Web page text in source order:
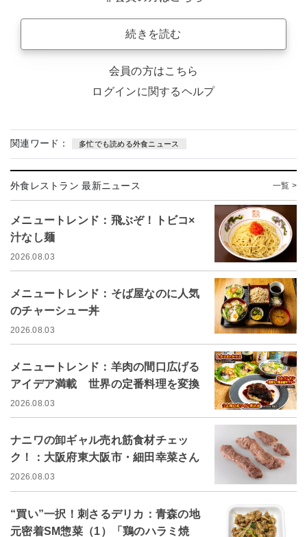
続きを読む
会員の方はこちら
ログインに関するヘルプ
関連ワード： 多忙でも読める外食ニュース
外食レストラン 最新ニュース 一覧 >
メニュートレンド：飛ぶぞ！トビコ×
汁なし麺
2026.08.03
メニュートレンド：そば屋なのに人気
のチャーシュー丼
2026.08.03
メニュートレンド：羊肉の間口広げる
アイデア満載 世界の定番料理を変換
2026.08.03
ナニワの卸ギャル売れ筋食材チェッ
ク！：大阪府東大阪市・細田幸菜さん
2026.08.03
“買い”一択！刺さるデリカ：青森の地
元密着SM惣菜（1）「鶏のハラミ焼